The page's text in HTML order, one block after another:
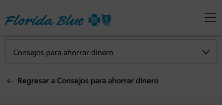
Regresar a Consejos para ahorrar dinero